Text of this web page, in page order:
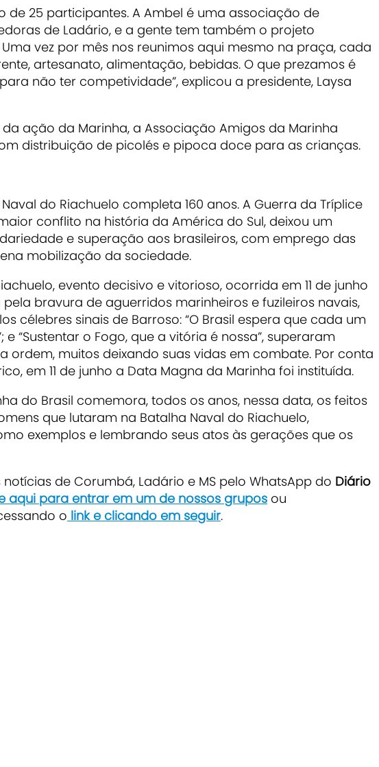
de 25 participantes. A Ambel é uma associação de
de Ladário, e a gente tem também o projeto
Uma vez por mês nos reunimos aqui mesmo na praça, cada
artesanato, alimentação, bebidas. O que prezamos é
não ter competividade”, explicou a presidente, Laysa
ação da Marinha, a Associação Amigos da Marinha
distribuição de picolés e pipoca doce para as crianças.
do Riachuelo completa 160 anos. A Guerra da Tríplice
conflito na história da América do Sul, deixou um
e superação aos brasileiros, com emprego das
mobilização da sociedade.
evento decisivo e vitorioso, ocorrida em 11 de junho
pela bravura de aguerridos marinheiros e fuzileiros navais,
célebres sinais de Barroso: “O Brasil espera que cada um
e “Sustentar o Fogo, que a vitória é nossa”, superaram
ordem, muitos deixando suas vidas em combate. Por conta
em 11 de junho a Data Magna da Marinha foi instituída.
do Brasil comemora, todos os anos, nessa data, os feitos
que lutaram na Batalha Naval do Riachuelo,
exemplos e lembrando seus atos às gerações que os
de Corumbá, Ladário e MS pelo WhatsApp do Diário
aqui para entrar em um de nossos grupos ou
o link e clicando em seguir.